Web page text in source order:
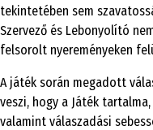
tekintetében sem
Szervező és Lebonyolító
felsorolt nyereményeken
A játék során megadott
veszi, hogy a Játék
valamint válaszadási